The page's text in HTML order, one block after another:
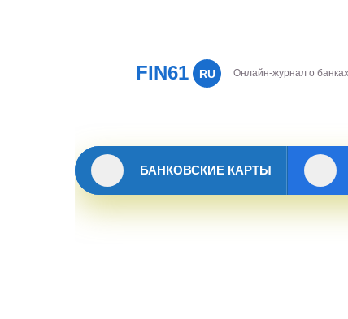
FIN61 RU Онлайн-журнал о банках
БАНКОВСКИЕ КАРТЫ